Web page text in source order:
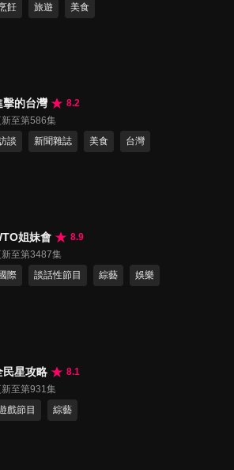
飪
旅遊 美食
擊的台灣
8.2
新至第586集
談
新聞雜誌 美食 台灣
姐妹會
8.9
新至第3487集
國際
談話性節目 綜藝 娛樂
民星攻略
8.1
新至第931集
戲節目
綜藝